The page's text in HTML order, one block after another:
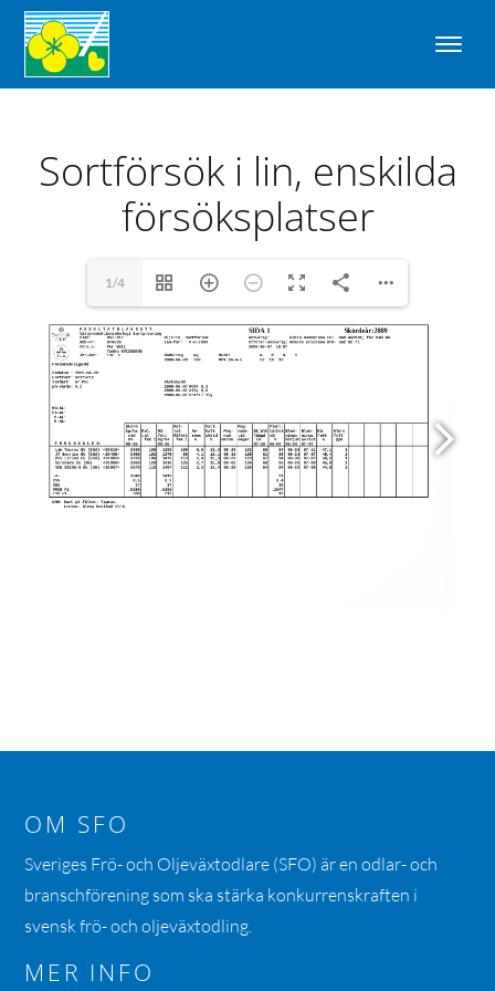
Sortförsök i lin, enskilda
försöksplatser
1/4
OM SFO
Sveriges Frö- och Oljeväxtodlare (SFO) är en odlar- och
branschförening som ska stärka konkurrenskraften i
svensk frö- och oljeväxtodling.
MER INFO